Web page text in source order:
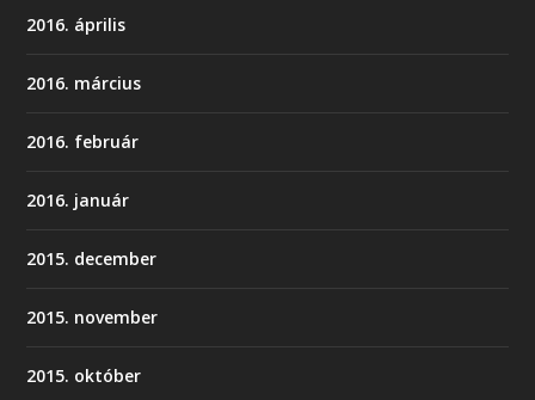
2016. április
2016. március
2016. február
2016. január
2015. december
2015. november
2015. október